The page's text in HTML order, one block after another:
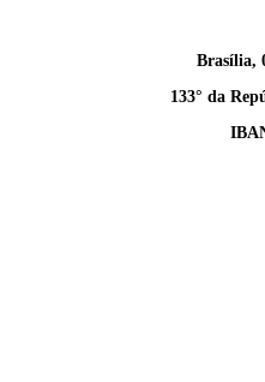
Brasília,
133° da